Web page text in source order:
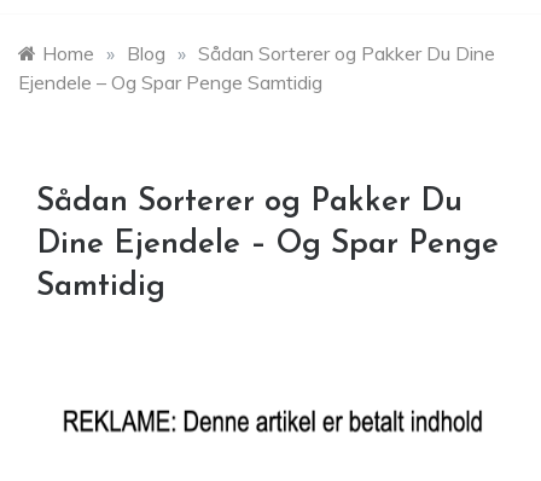
Home » Blog » Sådan Sorterer og Pakker Du Dine
Ejendele – Og Spar Penge Samtidig
Sådan Sorterer og Pakker Du
Dine Ejendele – Og Spar Penge
Samtidig